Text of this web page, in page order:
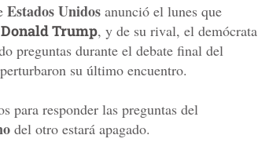
Estados Unidos anunció el lunes que
Donald Trump, y de su rival, el demócrata
preguntas durante el debate final del
su último encuentro.
para responder las preguntas del
del otro estará apagado.